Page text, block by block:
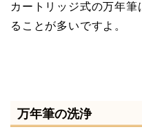
カートリッジ式の万年筆
ることが多いですよ。
万年筆の洗浄